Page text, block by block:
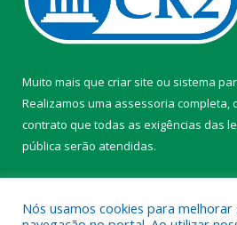
Muito mais que criar site ou sistema
Realizamos uma assessoria completa,
contrato que todas as exigências das
pública serão atendidas.
Nós usamos cookies para melhorar